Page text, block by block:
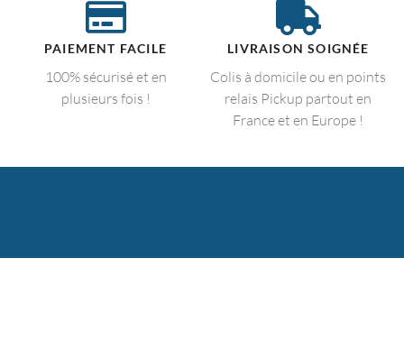
PAIEMENT FACILE
100% sécurisé et en
plusieurs fois !
LIVRAISON SOIGNÉE
Colis à domicile ou en points
relais Pickup partout en
France et en Europe !